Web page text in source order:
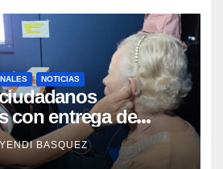
NOTICIAS
con entrega de
en el Centro de
J.J. Arvelo
YENDI BASQUEZ